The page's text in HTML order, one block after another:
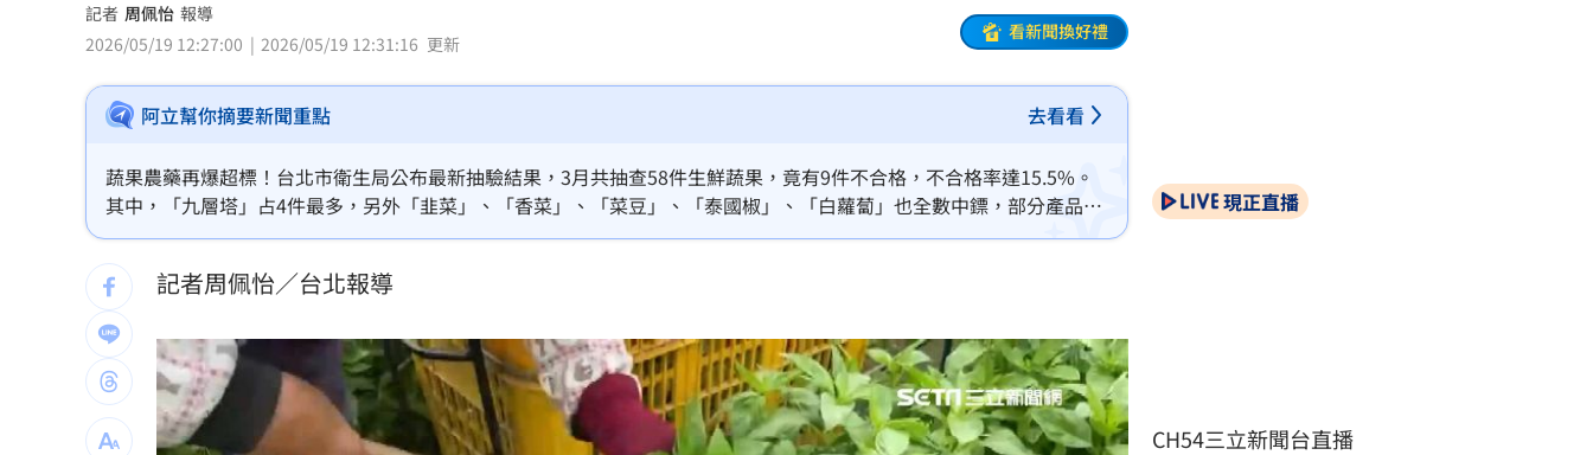
Red Velvet粉色系美炸！女神魅力藏不住
NCT WISH空降舞台帥翻！獻唱新歌韓文版 21:32
長崎原爆典禮台灣待遇惹議 遭疑顧忌中國 21:25
洞洞鞋竟是假透氣！藥師揭黴菌培養皿真相 21:11
遭蔡阿嘎開撕消失！蘿拉轉行161字首發文 21:01
記者 周佩怡 報導
2026/05/19 12:27:00
2026/05/19 12:31:16 更新
看新聞換好禮
阿立幫你摘要新聞重點 去看看
蔬果農藥再爆超標！台北市衛生局公布最新抽驗結果，3月共抽查58件生鮮蔬果，竟有9件不合格，不合格率達15.5%。
其中，「九層塔」占4件最多，另外「韭菜」、「香菜」、「菜豆」、「泰國椒」、「白蘿蔔」也全數中鏢，部分產品甚
至驗出1至2項農藥殘留超標，已遭要求全面下架。
記者周佩怡／台北報導
現正直播
CH54三立新聞台直播